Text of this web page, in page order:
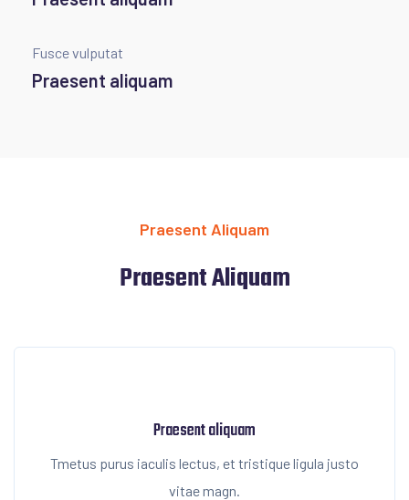
Fusce vulputat
Praesent aliquam
Praesent Aliquam
Praesent Aliquam
Praesent aliquam
Tmetus purus iaculis lectus, et tristique ligula justo
vitae magn.